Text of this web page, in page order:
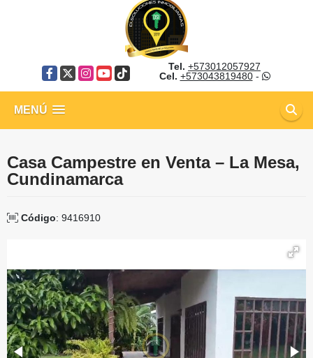
Facebook
X Instagram
YouTube
TikTok
Tel. +573012057927
Cel. +573043819480-
MENÚ
Casa Campestre en Venta – La Mesa,
Cundinamarca
Código: 9416910